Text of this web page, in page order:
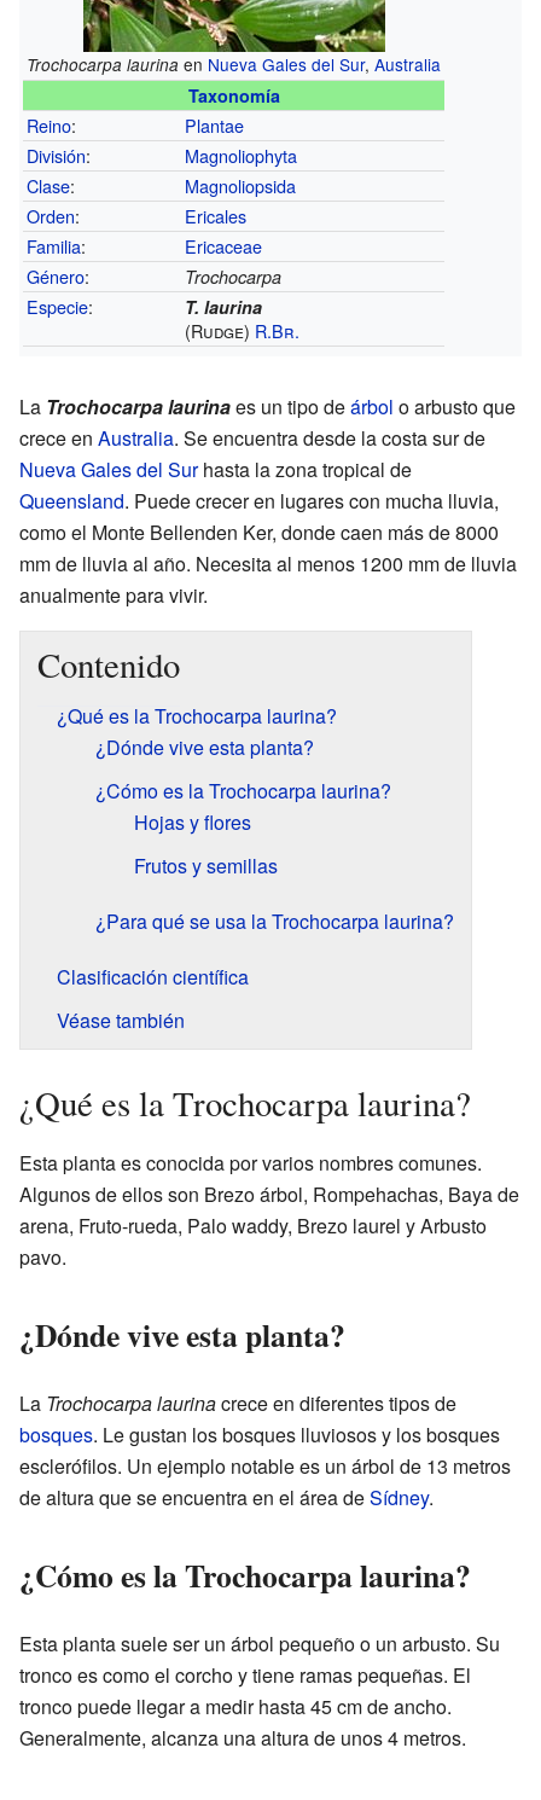
Trochocarpa laurina en Nueva Gales del Sur,Australia
Taxonomía
Reino:
Plantae
División:
Magnoliophyta
Clase:
Magnoliopsida
Orden:
Ericales
Familia:
Ericaceae
Género: Trochocarpa
Especie: T. laurina
(Rudge) R.Br.
La Trochocarpa laurinaes un tipo deárbol o arbusto que
crece en Australia. Se encuentra desde la costa sur de
Nueva Gales del Surhasta la zona tropical de
Queensland. Puede crecer en lugares con mucha lluvia,
como el Monte Bellenden Ker, donde caen más de 8000
mm de lluvia al año. Necesita al menos 1200 mm de lluvia
anualmente para vivir.
Contenido
¿Qué es la Trochocarpa laurina?
¿Dónde vive esta planta?
¿Cómo es la Trochocarpa laurina?
Hojas y flores
Frutos y semillas
¿Para qué se usa la Trochocarpa laurina?
Clasificación científica
Véase también
¿Qué es la Trochocarpa laurina?
Esta planta es conocida por varios nombres comunes.
Algunos de ellos son Brezo árbol, Rompehachas, Baya de
arena, Fruto-rueda, Palo waddy, Brezo laurel y Arbusto
pavo.
¿Dónde vive esta planta?
La Trochocarpa laurinacrece en diferentes tipos de
bosques. Le gustan los bosques lluviosos y los bosques
esclerófilos. Un ejemplo notable es un árbol de 13 metros
de altura que se encuentra en el área deSídney.
¿Cómo es la Trochocarpa laurina?
Esta planta suele ser un árbol pequeño o un arbusto. Su
tronco es como el corcho y tiene ramas pequeñas. El
tronco puede llegar a medir hasta 45 cm de ancho.
Generalmente, alcanza una altura de unos 4 metros.